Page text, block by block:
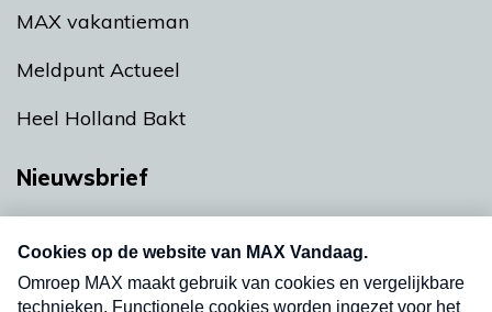
MAX vakantieman
Meldpunt Actueel
Heel Holland Bakt
Nieuwsbrief
nieuwsbrief. Elke vrijdag- en dinsdagochtend in
uw mailbox.